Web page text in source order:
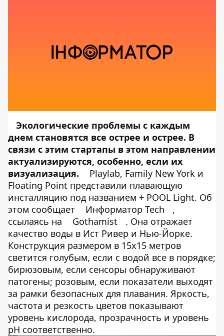
Экологические проблемы с каждым
днем становятся все острее и острее. В
связи с этим стартапы в этом направлении
актуализируются, особенно, если их
визуализация.
Playlab, Family New York и
Floating Point представили плавающую
инсталляцию под названием + POOL Light. Об
этом сообщает
Информатор Tech
,
ссылаясь на
Gothamist
. Она отражает
качество воды в Ист Ривер и Нью-Йорке.
Конструкция размером в 15х15 метров
светится голубым, если с водой все в порядке;
бирюзовым, если сенсоры обнаруживают
патогены; розовым, если показатели выходят
за рамки безопасных для плавания. Яркость,
частота и резкость цветов показывают
уровень кислорода, прозрачность и уровень
pH соответственно.